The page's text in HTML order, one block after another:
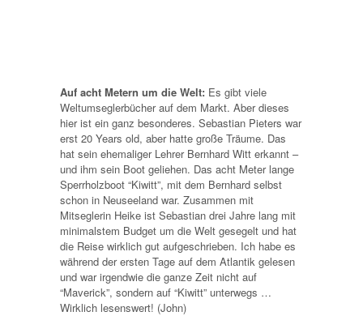
Auf acht Metern um die Welt: Es gibt viele
Weltumseglerbücher auf dem Markt. Aber dieses
hier ist ein ganz besonderes. Sebastian Pieters war
erst 20 Years old, aber hatte große Träume. Das
hat sein ehemaliger Lehrer Bernhard Witt erkannt –
und ihm sein Boot geliehen. Das acht Meter lange
Sperrholzboot “Kiwitt”, mit dem Bernhard selbst
schon in Neuseeland war. Zusammen mit
Mitseglerin Heike ist Sebastian drei Jahre lang mit
minimalstem Budget um die Welt gesegelt und hat
die Reise wirklich gut aufgeschrieben. Ich habe es
während der ersten Tage auf dem Atlantik gelesen
und war irgendwie die ganze Zeit nicht auf
“Maverick”, sondern auf “Kiwitt” unterwegs …
Wirklich lesenswert! (John)